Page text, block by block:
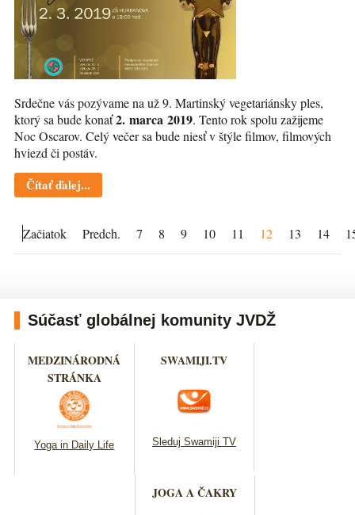
Srdečne vás pozývame na už 9. Martinský vegetariánsky ples,
ktorý sa bude konať2. marca 2019. Tento rok spolu zažijeme
Noc Oscarov. Celý večer sa bude niesť v štýle filmov, filmových
hviezd či postáv.
Čítať ďalej...
Začiatok Predch. 7 8 9 10 11 12 13 14
Súčasť globálnej komunity JVDŽ
MEDZINÁRODNÁ
STRÁNKA
Yoga in Daily Life
SWAMIJI.TV
Sleduj Swamiji TV
JOGA A ČAKRY